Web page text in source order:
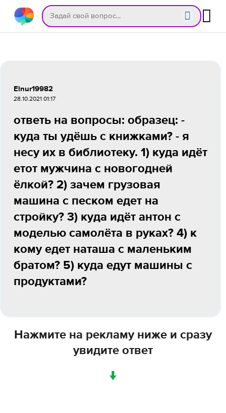
Elnur19982
28.10.2021 01:17
ответь на вопросы: образец: -
куда ты удёшь с книжками? - я
несу их в библиотеку. 1) куда идёт
етот мужчина с новогодней
ёлкой? 2) зачем грузовая
машина с песком едет на
стройку? 3) куда идёт антон с
моделью самолёта в руках? 4) к
кому едет наташа с маленьким
братом? 5) куда едут машины с
продуктами?
Нажмите на рекламу ниже и сразу
увидите ответ
↓